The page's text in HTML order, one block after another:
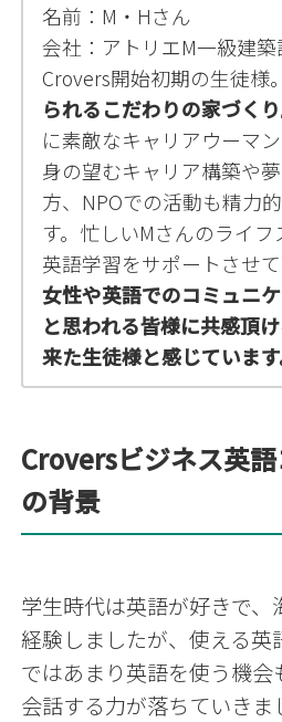
名前：M・Hさん
会社：アトリエМ一級建
Crovers開始初期の生徒様。
られるこだわりの家づくり
に素敵なキャリアウーマ
身の望むキャリア構築や
方、NPOでの活動も精力
す。忙しいMさんのライ
英語学習をサポートさせて
女性や英語でのコミュニ
と思われる皆様に共感頂
来た生徒様と感じています
Croversビジネス英
の背景
学生時代は英語が好きで、
経験しましたが、使える英
ではあまり英語を使う機
会話する力が落ちていきま